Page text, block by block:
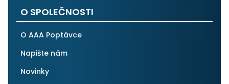
O SPOLEČNOSTI
O AAA Poptávce
Napište nám
Novinky